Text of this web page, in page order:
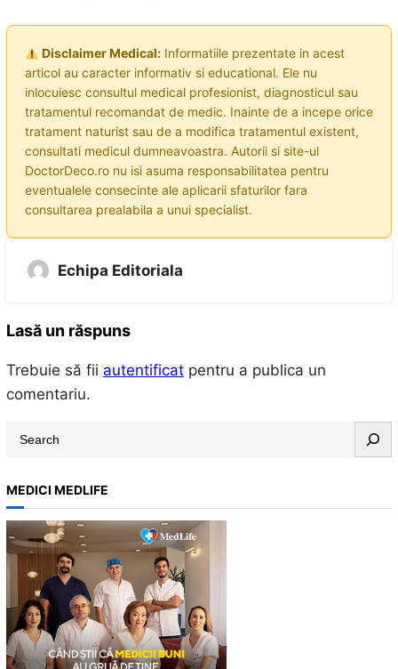
Disclaimer Medical:Informatiile prezentate in acest
articol au caracter informativ si educational. Ele nu
inlocuiesc consultul medical profesionist, diagnosticul sau
tratamentul recomandat de medic. Inainte de a incepe orice
tratament naturist sau de a modifica tratamentul existent,
consultati medicul dumneavoastra. Autorii si site-ul
DoctorDeco.ro nu isi asuma responsabilitatea pentru
eventualele consecinte ale aplicarii sfaturilor fara
consultarea prealabila a unui specialist.
Echipa Editoriala
Lasă un răspuns
Trebuie să fii autentificatpentru a publica un
comentariu.
a
r
c
h
MEDICI MEDLIFE